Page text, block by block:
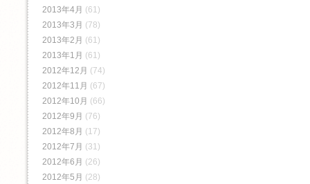
2013年4月 (61)
2013年3月 (78)
2013年2月 (61)
2013年1月 (61)
2012年12月 (74)
2012年11月 (67)
2012年10月 (66)
2012年9月 (76)
2012年8月 (17)
2012年7月 (31)
2012年6月 (26)
2012年5月 (28)